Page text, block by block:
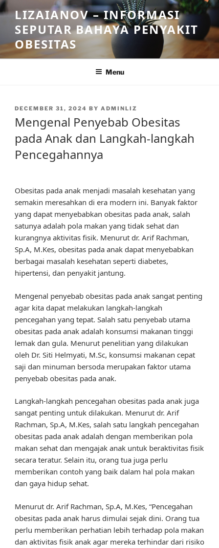
Skip
to
content
LIZAIANOV – INFORMASI
SEPUTAR BAHAYA PENYAKIT
OBESITAS
Menu
POSTED
DECEMBER 31, 2024 BY ADMINLIZ
Mengenal Penyebab Obesitas
pada Anak dan Langkah-langkah
Pencegahannya
Obesitas pada anak menjadi masalah kesehatan yang
semakin meresahkan di era modern ini. Banyak faktor
yang dapat menyebabkan obesitas pada anak, salah
satunya adalah pola makan yang tidak sehat dan
kurangnya aktivitas fisik. Menurut dr. Arif Rachman,
Sp.A, M.Kes, obesitas pada anak dapat menyebabkan
berbagai masalah kesehatan seperti diabetes,
hipertensi, dan penyakit jantung.
Mengenal penyebab obesitas pada anak sangat penting
agar kita dapat melakukan langkah-langkah
pencegahan yang tepat. Salah satu penyebab utama
obesitas pada anak adalah konsumsi makanan tinggi
lemak dan gula. Menurut penelitian yang dilakukan
oleh Dr. Siti Helmyati, M.Sc, konsumsi makanan cepat
saji dan minuman bersoda merupakan faktor utama
penyebab obesitas pada anak.
Langkah-langkah pencegahan obesitas pada anak juga
sangat penting untuk dilakukan. Menurut dr. Arif
Rachman, Sp.A, M.Kes, salah satu langkah pencegahan
obesitas pada anak adalah dengan memberikan pola
makan sehat dan mengajak anak untuk beraktivitas fisik
secara teratur. Selain itu, orang tua juga perlu
memberikan contoh yang baik dalam hal pola makan
dan gaya hidup sehat.
Menurut dr. Arif Rachman, Sp.A, M.Kes, “Pencegahan
obesitas pada anak harus dimulai sejak dini. Orang tua
perlu memberikan perhatian lebih terhadap pola makan
dan aktivitas fisik anak agar mereka terhindar dari risiko